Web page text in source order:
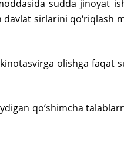
sudda jinoyat
sirlarini
olishga faqat
qo‘shimcha